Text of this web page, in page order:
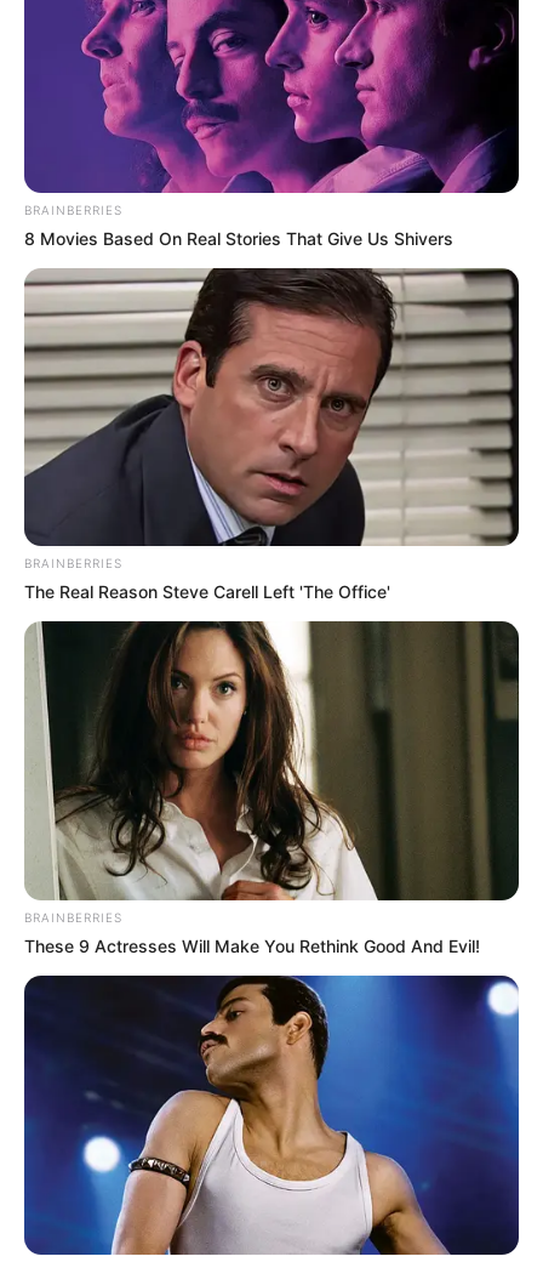
BRAINBERRIES
8 Movies Based On Real Stories That Give Us Shivers
BRAINBERRIES
The Real Reason Steve Carell Left 'The Office'
BRAINBERRIES
These 9 Actresses Will Make You Rethink Good And Evil!